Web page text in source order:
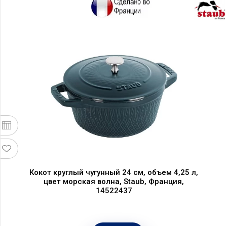
Кокот круглый чугунный 24 см, объем 4,25 л,
цвет морская волна, Staub, Франция,
14522437